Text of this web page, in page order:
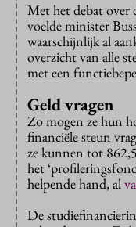
Met het debat over
voelde minister
waarschijnlijk al
overzicht van alle
met een
Geld vragen
Zo mogen ze hun
financiële steun
ze kunnen tot
het
helpende hand, al
De